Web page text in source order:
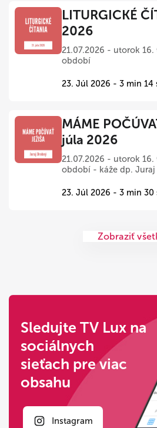
LITURGICKÉ
2026
21.07.2026 - utorok
období
23. Júl 2026 - 3 min 14
MÁME
júla 2026
21.07.2026 - utorok
období - káže dp.
23. Júl 2026 - 3 min 30
Zobraziť
Sledujte TV Lux na
sociálnych
sieťach pre viac
obsahu
Instagram